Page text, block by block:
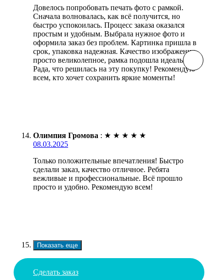
Довелось попробовать печать фото с рамкой.
Сначала волновалась, как всё получится, но
быстро успокоилась. Процесс заказа оказался
простым и удобным. Выбрала нужное фото и
оформила заказ без проблем. Картинка пришла в
срок, упаковка надежная. Качество изображения
просто великолепное, рамка подошла идеально.
Рада, что решилась на эту покупку! Рекомендую
всем, кто хочет сохранить яркие моменты!
Олимпия Громова : ★ ★ ★ ★ ★
08.03.2025
Только положительные впечатления! Быстро
сделали заказ, качество отличное. Ребята
вежливые и профессиональные. Всё прошло
просто и удобно. Рекомендую всем!
Показать еще
Сделать заказ